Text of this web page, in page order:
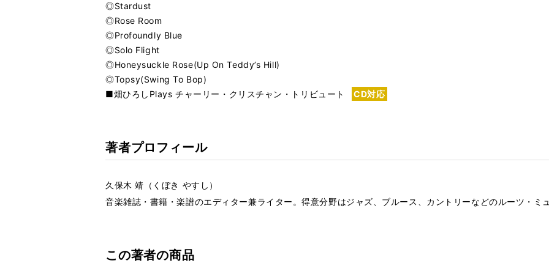
◎Stardust
◎Rose Room
◎Profoundly Blue
◎Solo Flight
◎Honeysuckle Rose(Up On Teddy’s Hill)
◎Topsy(Swing To Bop)
■畑ひろしPlays チャーリー・クリスチャン・トリビュート
CD対応
著者プロフィール
久保木 靖（くぼき やすし）
音楽雑誌・書籍・楽譜のエディター兼ライター。得意分野はジャズ、ブルース、カントリーなどのルーツ・ミ
この著者の商品